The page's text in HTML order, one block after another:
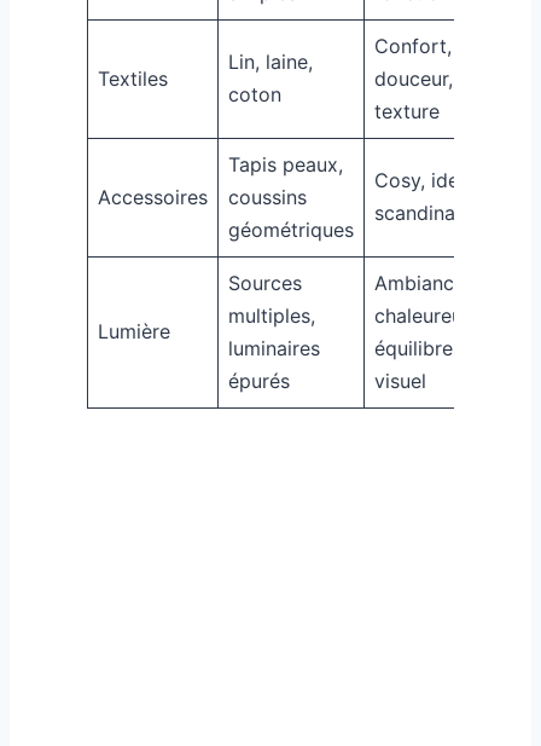
Textiles
Lin, laine,
coton
Confort,
douceur,
texture
Accessoires
Tapis peaux,
coussins
géométriques
Cosy, identité
scandinave
Lumière
Sources
multiples,
luminaires
épurés
Ambiance
chaleureuse,
équilibre
visuel